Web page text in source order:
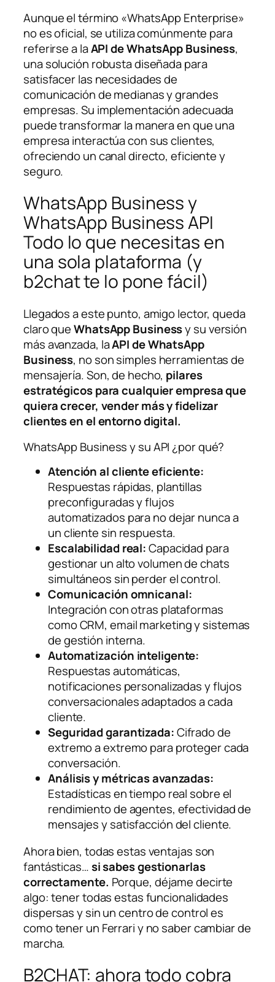
Aunque el término «WhatsApp Enterprise»
no es oficial, se utiliza comúnmente para
referirse a laAPI de WhatsApp Business,
una solución robusta diseñada para
satisfacer las necesidades de
comunicación de medianas y grandes
empresas. Su implementación adecuada
puede transformar la manera en que una
empresa interactúa con sus clientes,
ofreciendo un canal directo, eficiente y
seguro.
WhatsApp Business y
WhatsApp Business API
Todo lo que necesitas en
una sola plataforma (y
b2chat te lo pone fácil)
Llegados a este punto, amigo lector, queda
claro queWhatsApp Businessy su versión
más avanzada, laAPI de WhatsApp
Business, no son simples herramientas de
mensajería. Son, de hecho, pilares
estratégicos para cualquier empresa que
quiera crecer, vender más y fidelizar
clientes en el entorno digital.
WhatsApp Business y su API ¿por qué?
Atención al cliente eficiente:
Respuestas rápidas, plantillas
preconfiguradas y flujos
automatizados para no dejar nunca a
un cliente sin respuesta.
Escalabilidad real:Capacidad para
gestionar un alto volumen de chats
simultáneos sin perder el control.
Comunicación omnicanal:
Integración con otras plataformas
como CRM, email marketing y sistemas
de gestión interna.
Automatización inteligente:
Respuestas automáticas,
notificaciones personalizadas y flujos
conversacionales adaptados a cada
cliente.
Seguridad garantizada:Cifrado de
extremo a extremo para proteger cada
conversación.
Análisis y métricas avanzadas:
Estadísticas en tiempo real sobre el
rendimiento de agentes, efectividad de
mensajes y satisfacción del cliente.
Ahora bien, todas estas ventajas son
fantásticas…si sabes gestionarlas
correctamente. Porque, déjame decirte
algo: tener todas estas funcionalidades
dispersas y sin un centro de control es
como tener un Ferrari y no saber cambiar de
marcha.
B2CHAT: ahora todo cobra